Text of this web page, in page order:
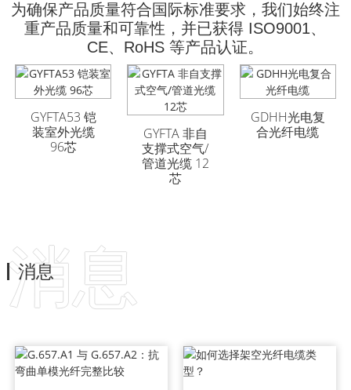
为确保产品质量符合国际标准要求，我们始终注
重产品质量和可靠性，并已获得 ISO9001、
CE、RoHS 等产品认证。
GYFTA53 铠
装室外光缆
96芯
GYFTA 非自
支撑式空气/
管道光缆 12
芯
GDHH光电复
合光纤电缆
GYFTA53 铠装室外光
缆 96芯
GYFTA53 铠装室外光
缆 96芯
消息
消息